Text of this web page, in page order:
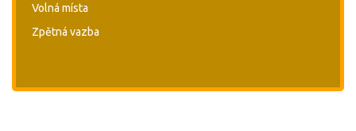
Volná místa
Zpětná vazba